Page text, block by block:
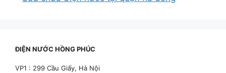
ĐIỆN NƯỚC HỒNG PHÚC
VP1 : 299 Cầu Giấy, Hà Nội